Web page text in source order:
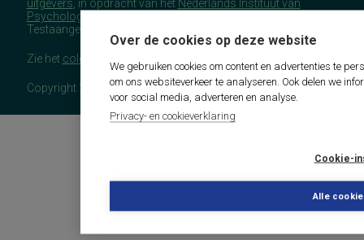
Over de cookies op deze website
We gebruiken cookies om content en advertenties te
om ons websiteverkeer te analyseren. Ook delen we
voor social media, adverteren en analyse.
Privacy- en cookieverklaring
Cookie-
Alle
uitgevers , in opdracht van het Nederlands Instituut van
Psychologen
Testaangelegenheden Nederland (COTAN).
Zie het colofon
Copyright 2026 - COTAN Documentatie